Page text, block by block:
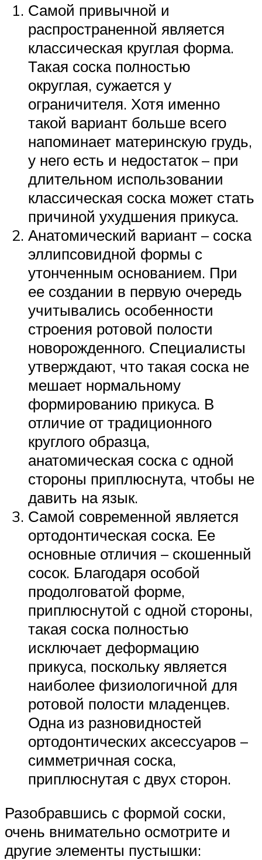
Самой привычной и
распространенной является
классическая круглая форма.
Такая соска полностью
округлая, сужается у
ограничителя. Хотя именно
такой вариант больше всего
напоминает материнскую грудь,
у него есть и недостаток – при
длительном использовании
классическая соска может стать
причиной ухудшения прикуса.
Анатомический вариант – соска
эллипсовидной формы с
утонченным основанием. При
ее создании в первую очередь
учитывались особенности
строения ротовой полости
новорожденного. Специалисты
утверждают, что такая соска не
мешает нормальному
формированию прикуса. В
отличие от традиционного
круглого образца,
анатомическая соска с одной
стороны приплюснута, чтобы не
давить на язык.
Самой современной является
ортодонтическая соска. Ее
основные отличия – скошенный
сосок. Благодаря особой
продолговатой форме,
приплюснутой с одной стороны,
такая соска полностью
исключает деформацию
прикуса, поскольку является
наиболее физиологичной для
ротовой полости младенцев.
Одна из разновидностей
ортодонтических аксессуаров –
симметричная соска,
приплюснутая с двух сторон.
Разобравшись с формой соски,
очень внимательно осмотрите и
другие элементы пустышки: